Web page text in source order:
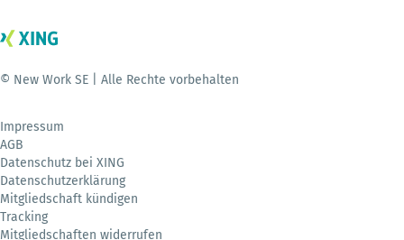
© New Work SE | Alle Rechte vorbehalten
Impressum
AGB
Datenschutz bei XING
Datenschutzerklärung
Mitgliedschaft kündigen
Tracking
Mitgliedschaften widerrufen